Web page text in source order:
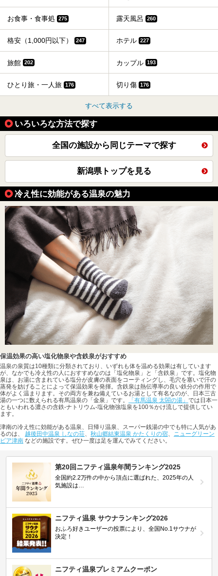
お食事・食事処 275 露天風呂 260
格安（1,000円以下） 247 ホテル 227
旅館 202 カップル 193
ひとり旅・一人旅 176 切り傷 176
すべて表示する
いろいろな方法で探す
全国の施設から同じテーマで探す
新潟県トップを見る
冷え性に効能がある温泉の魅力
保温効果の高い塩化物泉や含鉄泉がおすすめ
温泉の泉質は10種類に分類されており、いずれも体を温める効果は有しています
が、なかでも冷え性の人におすすめなのは「塩化物泉」と「含鉄泉」です。塩化物
泉は、お湯に含まれている塩分が皮膚の表面をコーティングし、毛穴を塞いで汗の
蒸発を妨げることによって保温効果を発揮。含鉄泉は熱伝導率の良い鉄分の作用で
体がよく温まります。その両方を兼ね備えているお湯として有名なのが、日本三古
湯の一つに数えられる有馬温泉の「金泉」です。
「有馬温泉 太閤の湯」 では日本一
ともいわれる濃さの含鉄-ナトリウム-塩化物強塩泉を100％かけ流しで提供してい
ます。
津南の冷え性に効能がある温泉、日帰り温泉、スーパー銭湯の中でも特に人気があ
るのは、 越後田中温泉 しなの荘、 秋山郷結東温泉 かたくりの宿、 ニューグリーン
ピア津南 などの施設です。ぜひ一度は足を運んでみてください。
第20回ニフティ温泉年間ランキング2025
全国約2.2万件の中から頂点に選ばれた、2025年の人
気施設は…
ニフティ温泉 サウナランキング2026
おふろ好きユーザーの投票により、全国No.1サウナが
決定！
ニフティ温泉プレミアムクーポン